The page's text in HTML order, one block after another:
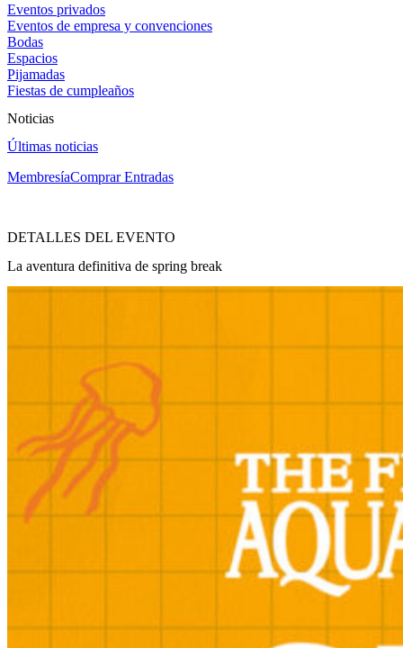
Eventos privados
Eventos de empresa y convenciones
Bodas
Espacios
Pijamadas
Fiestas de cumpleaños
Noticias
Últimas noticias
MembresíaComprar Entradas
DETALLES DEL EVENTO
La aventura definitiva de spring break